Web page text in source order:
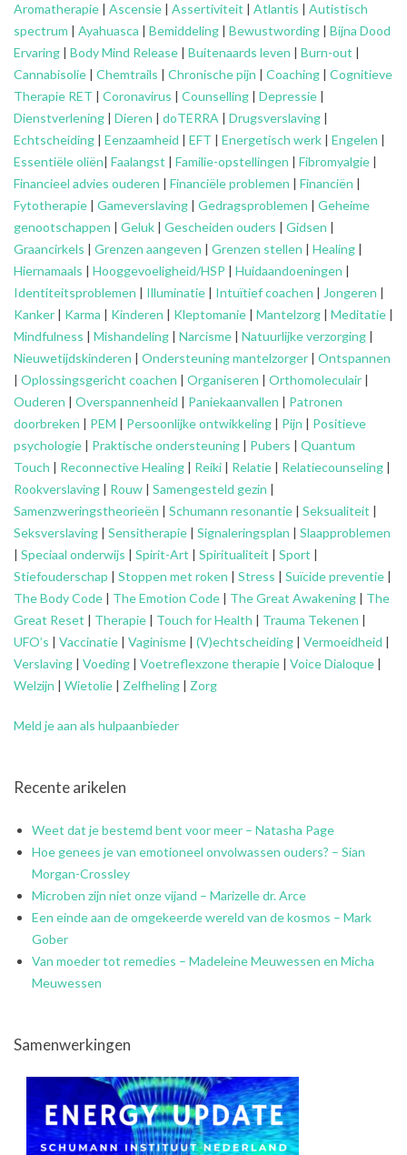
Aromatherapie | Ascensie | Assertiviteit | Atlantis | Autistisch
spectrum | Ayahuasca | Bemiddeling | Bewustwording | Bijna Dood
Ervaring | Body Mind Release | Buitenaards leven | Burn-out |
Cannabisolie | Chemtrails | Chronische pijn | Coaching | Cognitieve
Therapie RET | Coronavirus | Counselling | Depressie |
Dienstverlening | Dieren | doTERRA | Drugsverslaving |
Echtscheiding | Eenzaamheid | EFT | Energetisch werk | Engelen |
Essentiële oliën| Faalangst | Familie-opstellingen | Fibromyalgie |
Financieel advies ouderen | Financiële problemen | Financiën |
Fytotherapie | Gameverslaving | Gedragsproblemen | Geheime
genootschappen | Geluk | Gescheiden ouders | Gidsen |
Graancirkels | Grenzen aangeven | Grenzen stellen | Healing |
Hiernamaals | Hooggevoeligheid/HSP | Huidaandoeningen |
Identiteitsproblemen | Illuminatie | Intuïtief coachen | Jongeren |
Kanker | Karma | Kinderen | Kleptomanie | Mantelzorg | Meditatie |
Mindfulness | Mishandeling | Narcisme | Natuurlijke verzorging |
Nieuwetijdskinderen | Ondersteuningmantelzorger | Ontspannen
| Oplossingsgericht coachen | Organiseren | Orthomoleculair |
Ouderen | Overspannenheid | Paniekaanvallen | Patronen
doorbreken | PEM | Persoonlijke ontwikkeling | Pijn | Positieve
psychologie | Praktische ondersteuning | Pubers | Quantum
Touch | Reconnective Healing | Reiki | Relatie | Relatiecounseling |
Rookverslaving | Rouw | Samengesteld gezin |
Samenzweringstheorieën | Schumann resonantie | Seksualiteit |
Seksverslaving | Sensitherapie | Signaleringsplan | Slaapproblemen
| Speciaal onderwijs | Spirit-Art | Spiritualiteit | Sport |
Stiefouderschap | Stoppen met roken | Stress | Suïcide preventie |
The Body Code | The Emotion Code | The Great Awakening | The
Great Reset | Therapie | Touch for Health | Trauma Tekenen |
UFO’s | Vaccinatie | Vaginisme | (V)echtscheiding | Vermoeidheid |
Verslaving | Voeding | Voetreflexzone therapie | Voice Dialoque |
Welzijn | Wietolie | Zelfheling | Zorg
Meld je aan als hulpaanbieder
Recente arikelen
Weet dat je bestemd bent voor meer – Natasha Page
Hoe genees je van emotioneel onvolwassen ouders? – Sian
Morgan-Crossley
Microben zijn niet onze vijand – Marizelle dr. Arce
Een einde aan de omgekeerde wereld van de kosmos – Mark
Gober
Van moeder tot remedies – Madeleine Meuwessen en Micha
Meuwessen
Samenwerkingen